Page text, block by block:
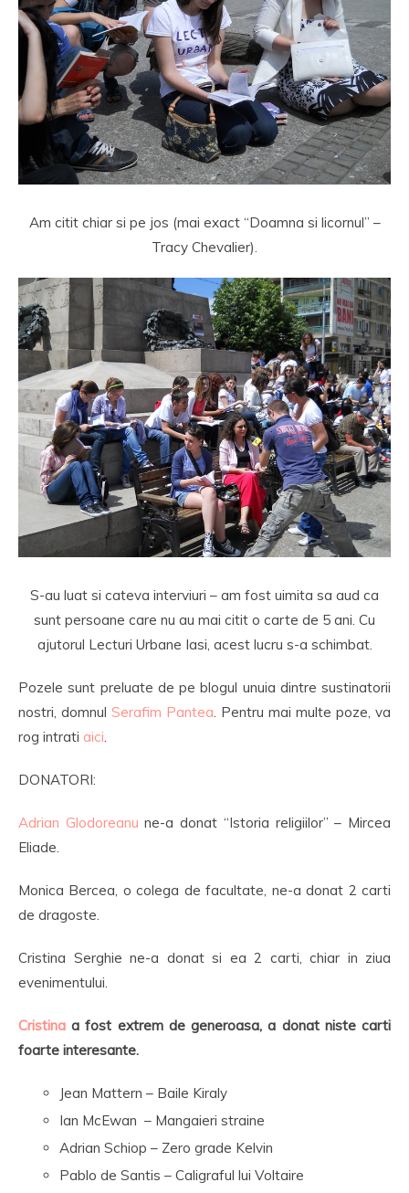
Am citit chiar si pe jos (mai exact “Doamna si licornul” –
Tracy Chevalier).
S-au luat si cateva interviuri – am fost uimita sa aud ca
sunt persoane care nu au mai citit o carte de 5 ani. Cu
ajutorul Lecturi Urbane Iasi, acest lucru s-a schimbat.
Pozele sunt preluate de pe blogul unuia dintre sustinatorii
nostri, domnul Serafim Pantea. Pentru mai multe poze, va
rog intrati aici.
DONATORI:
Adrian Glodoreanu ne-a donat “Istoria religiilor” – Mircea
Eliade.
Monica Bercea, o colega de facultate, ne-a donat 2 carti
de dragoste.
Cristina Serghie ne-a donat si ea 2 carti, chiar in ziua
evenimentului.
Cristina a fost extrem de generoasa, a donat niste carti
foarte interesante.
Jean Mattern – Baile Kiraly
Ian McEwan – Mangaieri straine
Adrian Schiop – Zero grade Kelvin
Pablo de Santis – Caligraful lui Voltaire